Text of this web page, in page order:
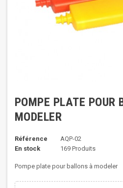
POMPE PLATE POUR
MODELER
Référence
AQP-02
En stock
169 Produits
Pompe plate pour ballons à modeler